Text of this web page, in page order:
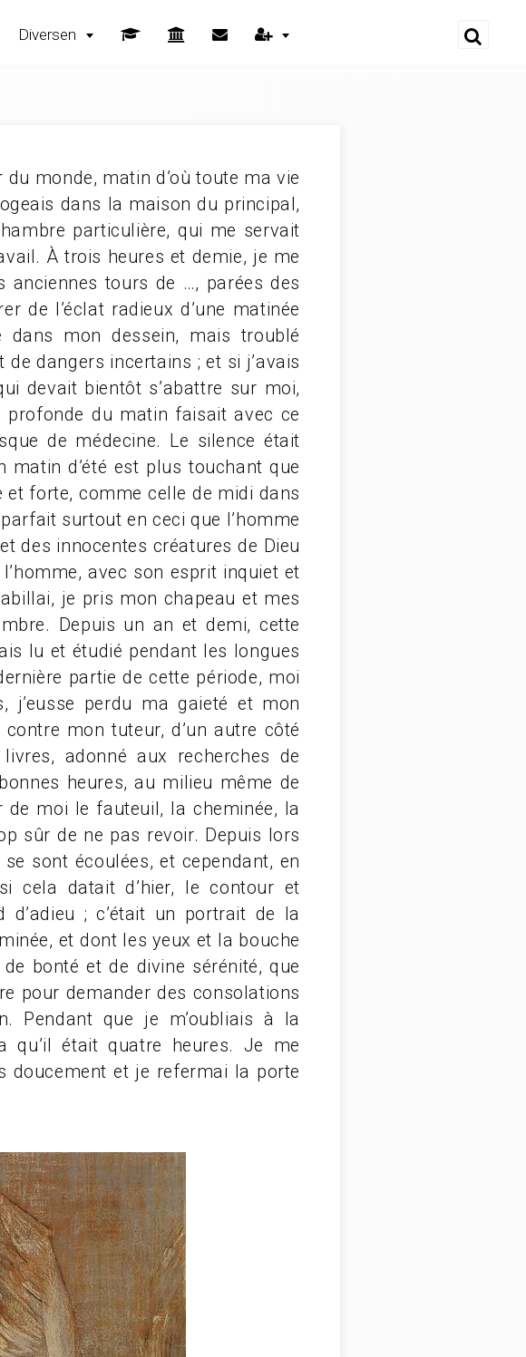
Diversen
monde, matin d’où toute ma vie
dans la maison du principal,
particulière, qui me servait
À trois heures et demie, je me
anciennes tours de …, parées des
de l’éclat radieux d’une matinée
dans mon dessein, mais troublé
dangers incertains ; et si j’avais
devait bientôt s’abattre sur moi,
profonde du matin faisait avec ce
de médecine. Le silence était
matin d’été est plus touchant que
forte, comme celle de midi dans
surtout en ceci que l’homme
des innocentes créatures de Dieu
avec son esprit inquiet et
je pris mon chapeau et mes
Depuis un an et demi, cette
lu et étudié pendant les longues
partie de cette période, moi
perdu ma gaieté et mon
mon tuteur, d’un autre côté
adonné aux recherches de
heures, au milieu même de
moi le fauteuil, la cheminée, la
sûr de ne pas revoir. Depuis lors
sont écoulées, et cependant, en
cela datait d’hier, le contour et
d’adieu ; c’était un portrait de la
et dont les yeux et la bouche
bonté et de divine sérénité, que
pour demander des consolations
Pendant que je m’oubliais à la
qu’il était quatre heures. Je me
doucement et je refermai la porte